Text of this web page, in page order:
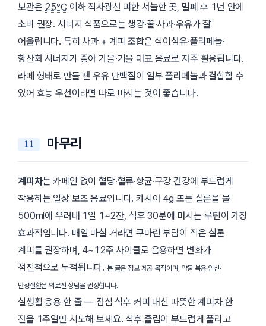
보관은 25℃ 이하 직사광선 피한 서늘한 곳, 밀폐 후 1년 안에
소비 권장. 시너지 식품으로는생강·꿀·사과·우유가 잘
어울립니다. 특히 사과 + 계피 조합은 식이섬유·폴리페놀·
항산화 시너지가 좋아 가을·겨울 대표 음료로 자주 활용됩니다.
라떼 형태로 만들 땐 우유 단백질이 일부 폴리페놀과 결합할 수
있어 효능 우선이라면 따로 마시는 것이 좋습니다.
마무리
계피차는 카페인 없이 혈당·혈류·항균·구강 건강에 부드럽게
작용하는 일상 보조 음료입니다. 카시아 4g 또는 실론을 물
500ml에 우려내 1일 1~2잔, 식후 30분에 마시는 루틴이 가장
효과적입니다. 매일 마실 거라면 쿠마린 부담이 적은 실론
계피를 권장하며, 4~12주 사이클로 음용하면 변화가
점진적으로 누적됩니다. 본 글은 정보 제공 목적이며, 약물 복용·임신·
만성질환은 의료진 상담을 권장합니다.
실생활 응용 한 줄 — 점심 식후 커피 대신 따뜻한 계피차 한
잔을 1주일만 시도해 보세요. 식후 졸림이 부드럽게 풀리고